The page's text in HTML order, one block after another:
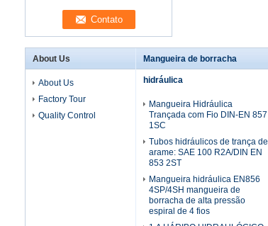
About Us
About Us
Factory Tour
Quality Control
Mangueira de borracha
hidráulica
Mangueira Hidráulica
Trançada com Fio DIN-EN 857
1SC
Tubos hidráulicos de trança de
arame: SAE 100 R2A/DIN EN
853 2ST
Mangueira hidráulica EN856
4SP/4SH mangueira de
borracha de alta pressão
espiral de 4 fios